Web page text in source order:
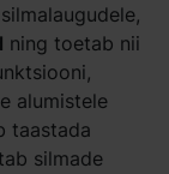
ning toetab nii
alumistele
taastada
silmade